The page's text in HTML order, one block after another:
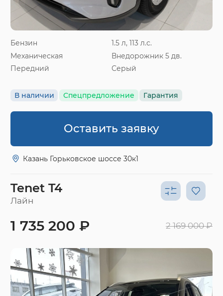
Бензин
1.5 л, 113 л.с.
Механическая
Внедорожник 5 дв.
Передний
Серый
В наличии Спецпредложение Гарантия
Оставить заявку
Казань Горьковское шоссе 30к1
Tenet T4
Лайн
1 735 200 ₽ 2 169 000 ₽